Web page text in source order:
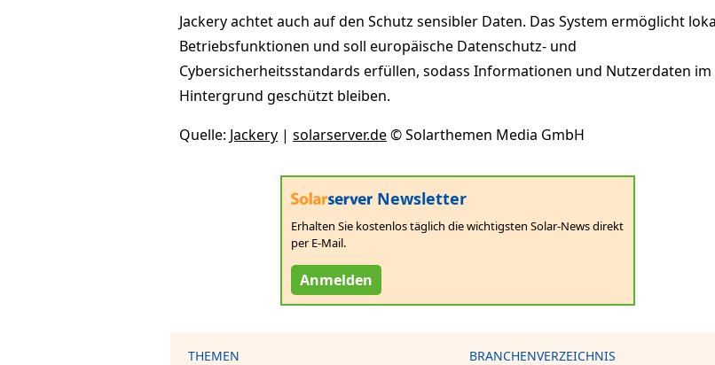
Jackery achtet auch auf den Schutz sensibler Daten. Das System ermöglicht
Betriebsfunktionen und soll europäische Datenschutz- und
Cybersicherheitsstandards erfüllen, sodass Informationen und Nutzerdaten im
Hintergrund geschützt bleiben.
Quelle: Jackery | solarserver.de© Solarthemen Media GmbH
Newsletter
Erhalten Sie kostenlos täglich die wichtigsten Solar-News direkt
per E-Mail.
Anmelden
THEMEN BRANCHENVERZEICHNIS